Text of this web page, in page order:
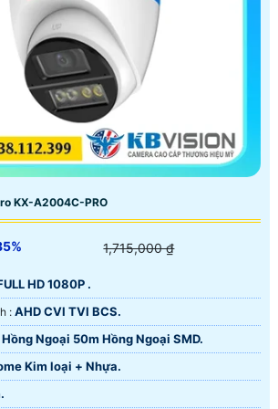
KX-A2004C-PRO
1,715,000 ₫
HD 1080P .
🏆 Công Nghệ Hình Ảnh : AHD CVI TVI BCS.
Hồng Ngoại 50m Hồng Ngoại SMD.
Kim loại + Nhựa.